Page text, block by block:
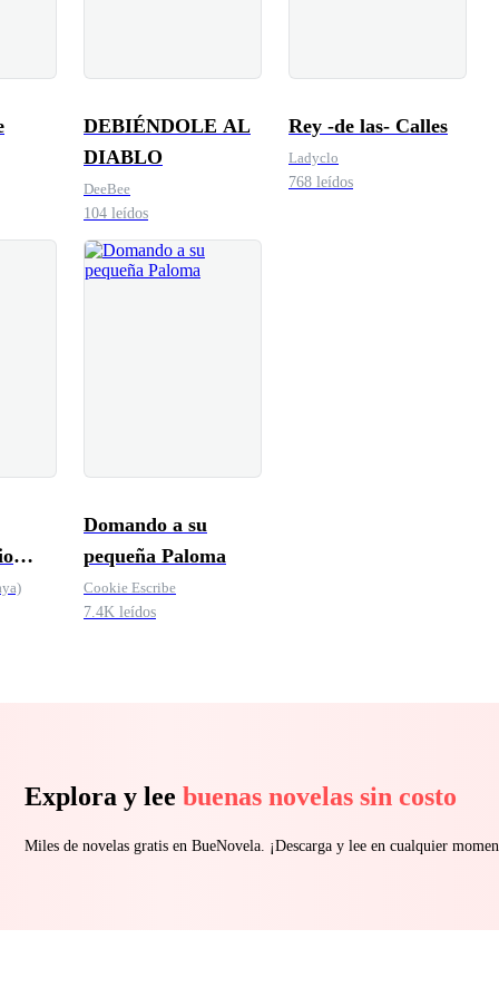
DEBIÉNDOLE AL
DIABLO
DeeBee
104 leídos
Rey -de las- Calles
Ladyclo
768 leídos
Domando a su
pequeña Paloma
Cookie Escribe
7.4K leídos
Explora y lee buenas novelas sin costo
Miles de novelas gratis en BueNovela. ¡Descarga y lee en cualquier